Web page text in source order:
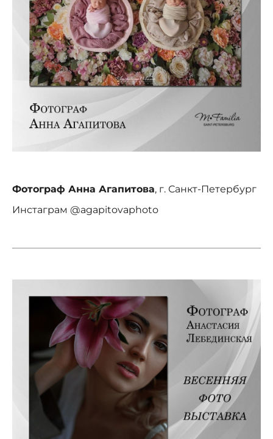
Фотограф Анна Агапитова, г. Санкт-Петербург
Инстаграм @agapitovaphoto